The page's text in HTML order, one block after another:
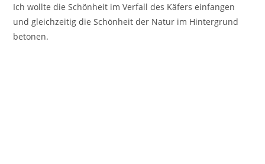
Ich wollte die Schönheit im Verfall des Käfers einfangen
und gleichzeitig die Schönheit der Natur im Hintergrund
betonen.